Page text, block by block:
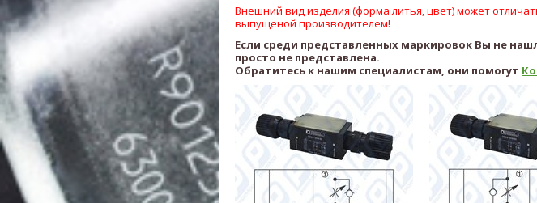
Внешний вид изделия (форма литья, цвет) может
выпущеной производителем!
Если среди представленных маркировок Вы не
просто не представлена.
Обратитесь к нашим специалистам, они помогут